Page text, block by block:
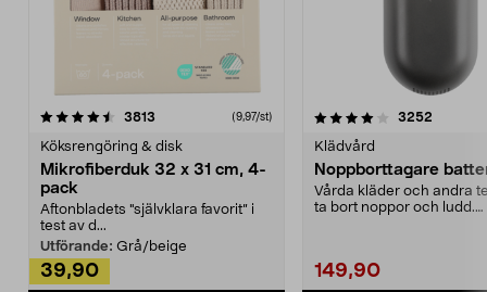
3813 (9,97/st)
Köksrengöring & disk
Mikrofiberduk 32 x 31 cm, 4-
pack
Aftonbladets "självklara favorit” i
test av d...
Utförande: Grå/beige
39,90
4.0av 5 stjärnor 3252
Klädvård
Noppborttagare
Vårda kläder och andra
ta bort noppor och ludd.
149,90
4.5av 5 stjärnor